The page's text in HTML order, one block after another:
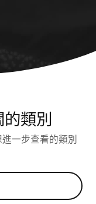
類別
一步查看的類別